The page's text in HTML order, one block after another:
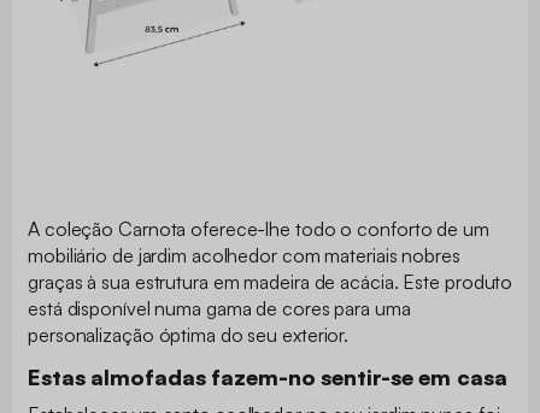
A coleção Carnota oferece-lhe todo o conforto de um
mobiliário de jardim acolhedor com materiais nobres
graças à sua estrutura em madeira de acácia. Este produto
está disponível numa gama de cores para uma
personalização óptima do seu exterior.
Estas almofadas fazem-no sentir-se em casa